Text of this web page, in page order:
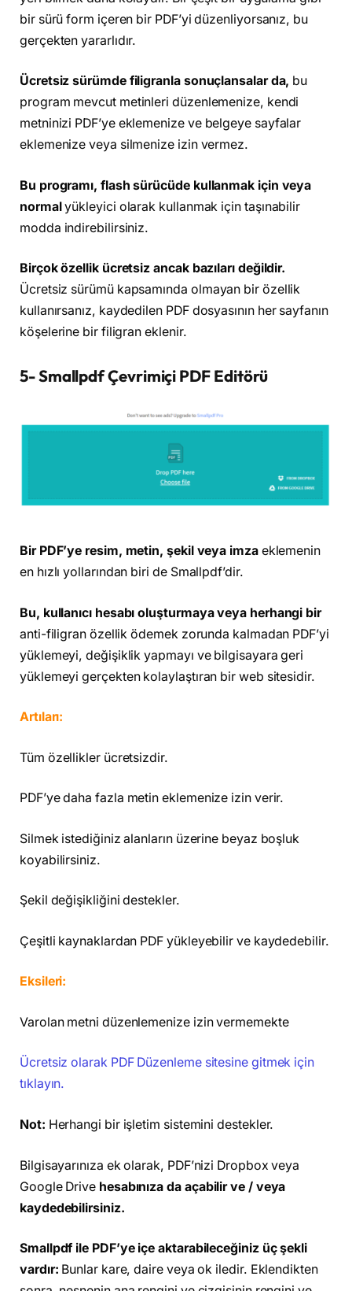
bir sürü form içeren bir PDF’yi düzenliyorsanız, bu
gerçekten yararlıdır.
Ücretsiz sürümde filigranla sonuçlansalar da, bu
program mevcut metinleri düzenlemenize, kendi
metninizi PDF’ye eklemenize ve belgeye sayfalar
eklemenize veya silmenize izin vermez.
Bu programı, flash sürücüde kullanmak için veya
normalyükleyici olarak kullanmak için taşınabilir
modda indirebilirsiniz.
Birçok özellik ücretsiz ancak bazıları değildir.
Ücretsiz sürümü kapsamında olmayan bir özellik
kullanırsanız, kaydedilen PDF dosyasının her sayfanın
köşelerine bir filigran eklenir.
5- Smallpdf Çevrimiçi PDF Editörü
Bir PDF’ye resim, metin, şekil veya imzaeklemenin
en hızlı yollarından biri de Smallpdf’dir.
Bu, kullanıcı hesabı oluşturmaya veya herhangi bir
anti-filigran özellik ödemek zorunda kalmadan PDF’yi
yüklemeyi, değişiklik yapmayı ve bilgisayara geri
yüklemeyi gerçekten kolaylaştıran bir web sitesidir.
Artıları:
Tüm özellikler ücretsizdir.
PDF’ye daha fazla metin eklemenize izin verir.
Silmek istediğiniz alanların üzerine beyaz boşluk
koyabilirsiniz.
Şekil değişikliğini destekler.
Çeşitli kaynaklardan PDF yükleyebilir ve kaydedebilir.
Eksileri:
Varolan metni düzenlemenize izin vermemekte
Ücretsiz olarak PDF Düzenleme sitesine gitmek için
tıklayın.
Not: Herhangi bir işletim sistemini destekler.
Bilgisayarınıza ek olarak, PDF’nizi Dropbox veya
Google Drive hesabınıza da açabilir ve / veya
kaydedebilirsiniz.
Smallpdf ile PDF’ye içe aktarabileceğiniz üç şekli
vardır: Bunlar kare, daire veya ok iledir. Eklendikten